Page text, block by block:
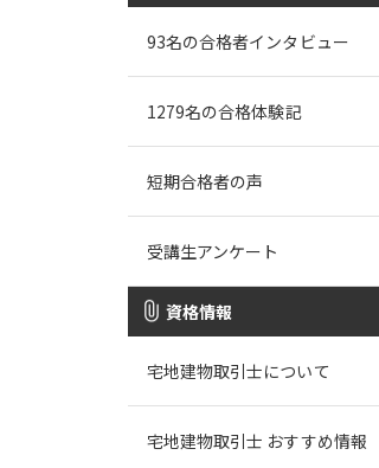
93名の合格者インタビュー
1279名の合格体験記
短期合格者の声
受講生アンケート
資格情報
宅地建物取引士について
宅地建物取引士 おすすめ情報